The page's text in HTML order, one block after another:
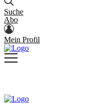
Suche
Abo
Mein Profil